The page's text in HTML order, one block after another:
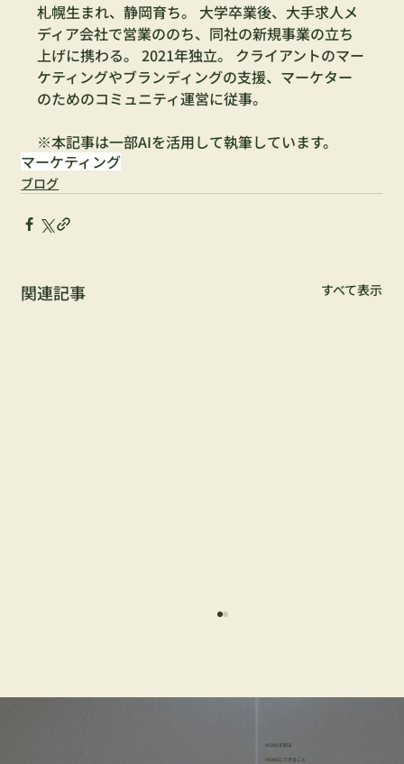
札幌生まれ、静岡育ち。 大学卒業後、大手求人メ
ディア会社で営業ののち、同社の新規事業の立ち
上げに携わる。 2021年独立。 クライアントのマー
ケティングやブランディングの支援、マーケター
のためのコミュニティ運営に従事。
※本記事は一部AIを活用して執筆しています。
マーケティング
ブログ
関連記事 すべて表示
HONEを知る
HONEにできること